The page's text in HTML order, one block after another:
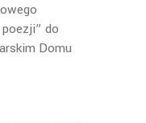
do
Domu